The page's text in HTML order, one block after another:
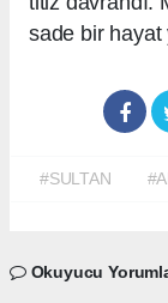
sade bir hayat
#SULTAN
Okuyucu